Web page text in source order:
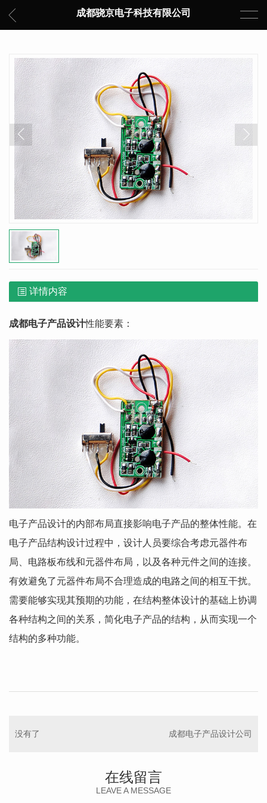
成都骁京电子科技有限公司
详情内容
成都电子产品设计性能要素：
电子产品设计的内部布局直接影响电子产品的整体性能。在
电子产品结构设计过程中，设计人员要综合考虑元器件布
局、电路板布线和元器件布局，以及各种元件之间的连接。
有效避免了元器件布局不合理造成的电路之间的相互干扰。
需要能够实现其预期的功能，在结构整体设计的基础上协调
各种结构之间的关系，简化电子产品的结构，从而实现一个
结构的多种功能。
没有了 成都电子产品设计公司
在线留言
LEAVE A MESSAGE